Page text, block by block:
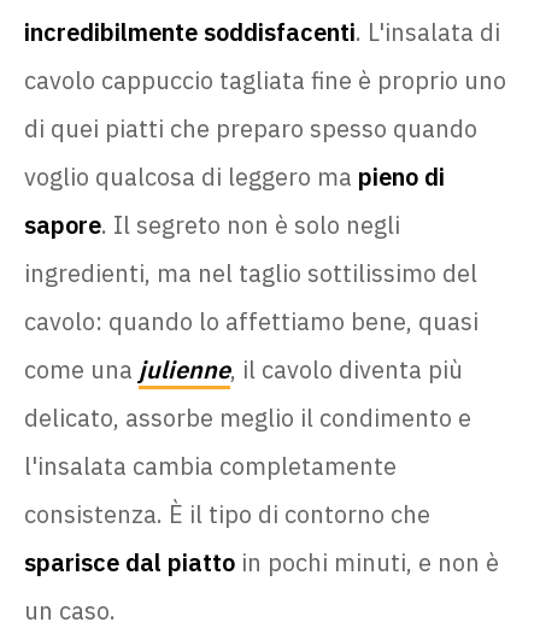
incredibilmente soddisfacenti. L'insalata di
cavolo cappuccio tagliata fine è proprio uno
di quei piatti che preparo spesso quando
voglio qualcosa di leggero ma pieno di
sapore. Il segreto non è solo negli
ingredienti, ma nel taglio sottilissimo del
cavolo: quando lo affettiamo bene, quasi
come una julienne, il cavolo diventa più
delicato, assorbe meglio il condimento e
l'insalata cambia completamente
consistenza. È il tipo di contorno che
sparisce dal piatto in pochi minuti, e non è
un caso.